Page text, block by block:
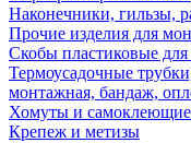
Наконечники, гильзы,
Прочие изделия для
Скобы пластиковые
Термоусадочные
монтажная, бандаж,
Хомуты и
Крепеж и метизы